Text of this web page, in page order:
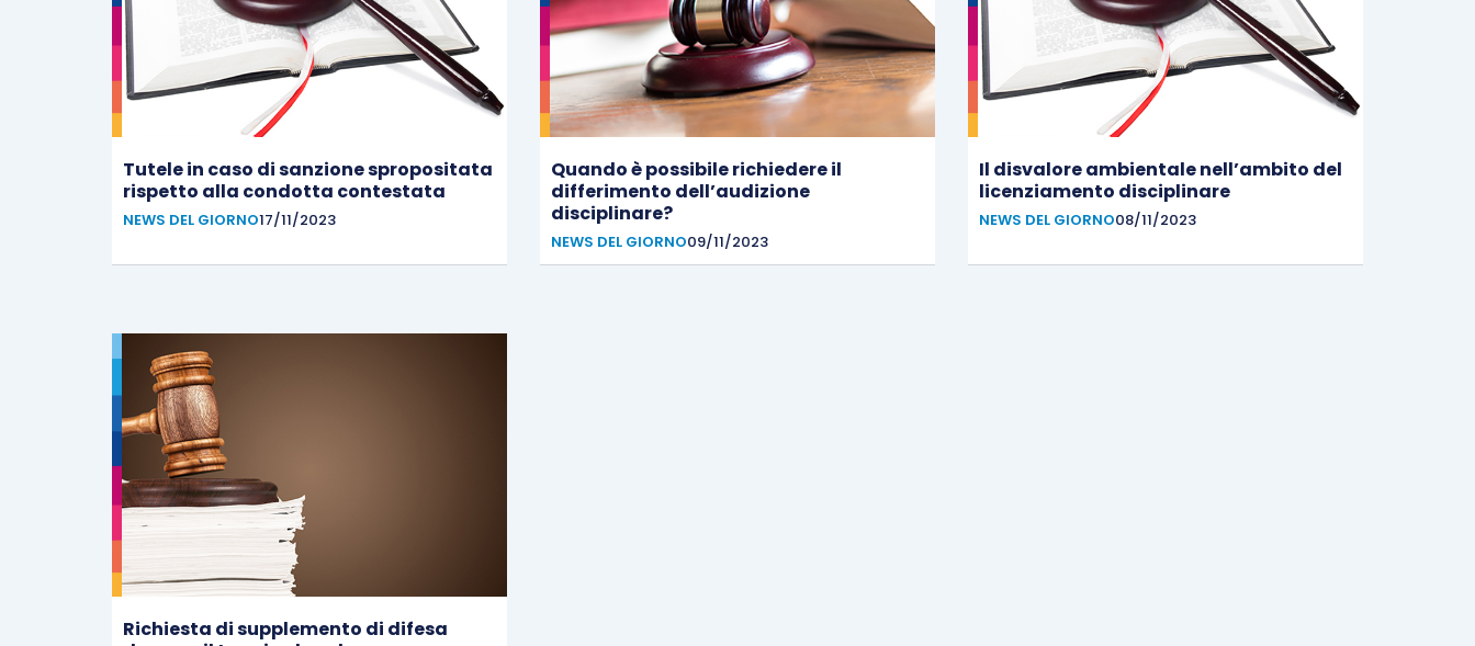
Tutele in caso di sanzione spropositata
rispetto alla condotta contestata
NEWS DEL GIORNO17/11/2023
Quando è possibile richiedere il
differimento dell’audizione
disciplinare?
NEWS DEL GIORNO09/11/2023
Il disvalore ambientale nell’ambito del
licenziamento disciplinare
NEWS DEL GIORNO08/11/2023
Richiesta di supplemento di difesa